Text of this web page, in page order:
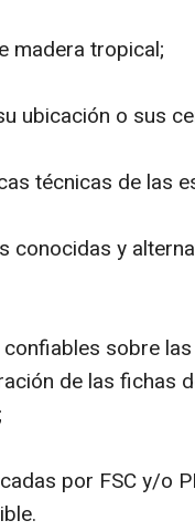
madera tropical;
ubicación o sus
técnicas de las
conocidas y
sobre
de las fichas
por FSC y/o